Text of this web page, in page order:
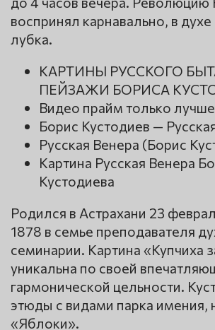
воспринял карнавально, в
лубка.
КАРТИНЫ РУССКОГО
ПЕЙЗАЖИ БОРИСА
Видео прайм только
Борис Кустодиев —
Русская Венера (Борис
Картина Русская Венера
Кустодиева
Родился в Астрахани 23
1878 в семье преподавателя
семинарии. Картина «Купчиха
уникальна по своей
гармонической цельности.
этюды с видами парка имения,
«Яблоки».